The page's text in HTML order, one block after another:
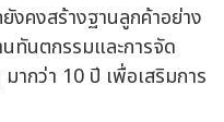
งคงสร้างฐานลูกค้าอย่าง
ทันตกรรมและการจัด
ากว่า 10 ปี เพื่อเสริมการ